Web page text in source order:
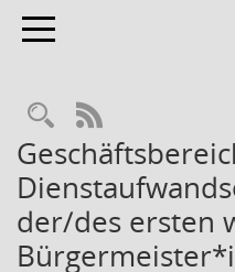
Toggle navigation
RSS-Feed
der/des ersten